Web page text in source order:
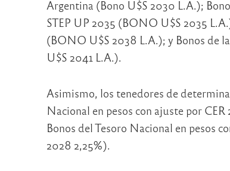
Argentina (Bono U$S 2030 L.A.);
STEP UP 2035 (BONO U$S 2035
(BONO U$S 2038 L.A.); y Bonos de
U$S 2041 L.A.).
Asimismo, los tenedores de
Nacional en pesos con ajuste por
Bonos del Tesoro Nacional en pesos
2028 2,25%).